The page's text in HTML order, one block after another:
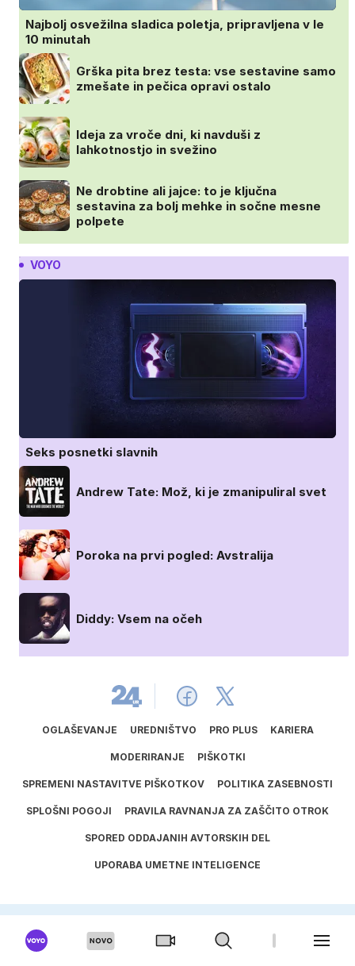
Najbolj osvežilna sladica poletja, pripravljena v le
10 minutah
Grška pita brez testa: vse sestavine samo
zmešate in pečica opravi ostalo
Ideja za vroče dni, ki navduši z
lahkotnostjo in svežino
Ne drobtine ali jajce: to je ključna
sestavina za bolj mehke in sočne mesne
polpete
VOYO
Seks posnetki slavnih
Andrew Tate: Mož, ki je zmanipuliral svet
Poroka na prvi pogled: Avstralija
Diddy: Vsem na očeh
OGLAŠEVANJE UREDNIŠTVO PRO PLUS KARIERA
MODERIRANJE PIŠKOTKI
SPREMENI NASTAVITVE PIŠKOTKOV POLITIKA ZASEBNOSTI
SPLOŠNI POGOJI PRAVILA RAVNANJA ZA ZAŠČITO OTROK
SPORED ODDAJANIH AVTORSKIH DEL
UPORABA UMETNE INTELIGENCE
24ur.com, Vse pravice pridržane